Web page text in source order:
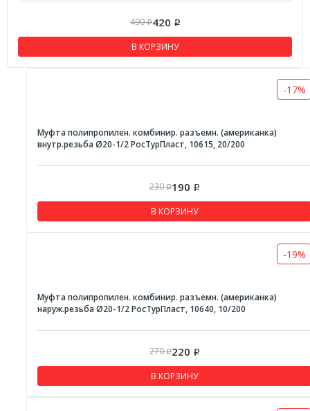
490Р420 Р
В КОРЗИНУ
-17%
Муфта полипропилен. комбинир. разъемн. (американка)
внутр.резьба Ø20-1/2 РосТурПласт, 10615, 20/200
230Р190 Р
В КОРЗИНУ
-19%
Муфта полипропилен. комбинир. разъемн. (американка)
наруж.резьба Ø20-1/2 РосТурПласт, 10640, 10/200
270Р220 Р
В КОРЗИНУ